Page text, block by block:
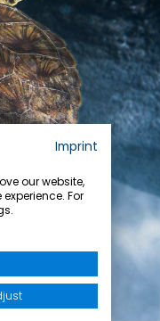
Imprint
our website,
For